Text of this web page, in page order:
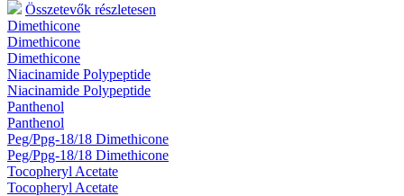
Összetevők részletesen
Dimethicone
Dimethicone
Dimethicone
Niacinamide Polypeptide
Niacinamide Polypeptide
Panthenol
Panthenol
Peg/Ppg-18/18 Dimethicone
Peg/Ppg-18/18 Dimethicone
Tocopheryl Acetate
Tocopheryl Acetate